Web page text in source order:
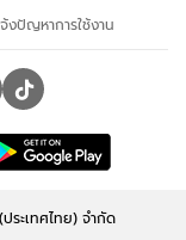
งปัญหาการใช้งาน
ระเทศไทย) จำกัด